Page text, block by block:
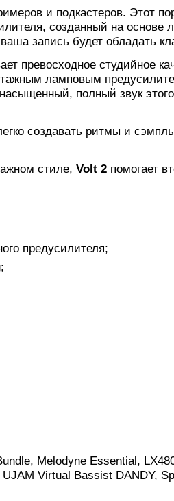
и подкастеров. Этот
созданный на основе
запись будет обладать
превосходное студийное
ламповым
полный звук
создавать ритмы и
стиле, Volt 2 помогает
предусилителя;
Melodyne Essential,
Virtual Bassist DANDY,